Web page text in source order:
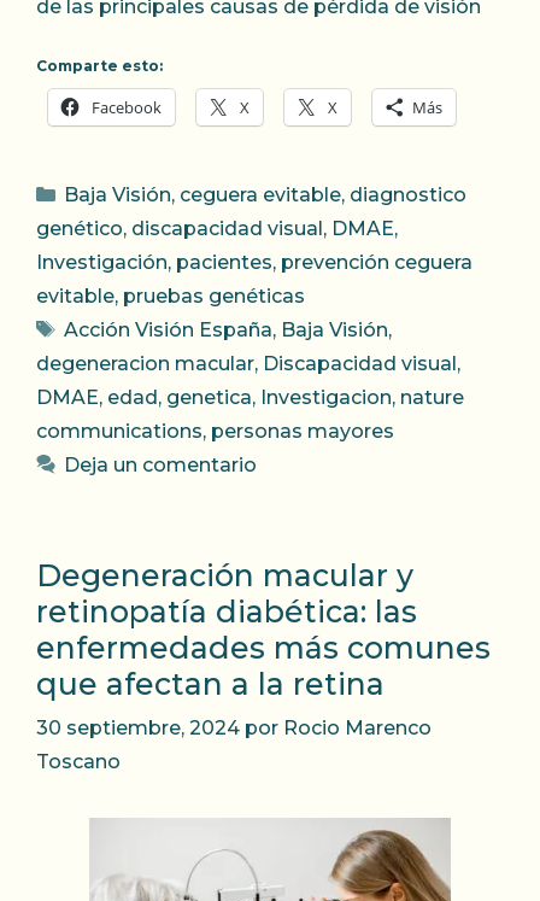
de las principales causas de pérdida de visión
Comparte esto:
Facebook X X Más
Categorías
Baja Visión, ceguera evitable, diagnostico
genético, discapacidad visual , DMAE,
Investigación, pacientes, prevención ceguera
evitable, pruebas genéticas
Etiquetas
Acción Visión España, Baja Visión,
degeneracion macular, Discapacidad visual ,
DMAE, edad , genetica, Investigacion, nature
communications, personas mayores
Deja un comentario
Degeneración macular y
retinopatía diabética: las
enfermedades más comunes
que afectan a la retina
30 septiembre, 2024 por Rocio Marenco
Toscano